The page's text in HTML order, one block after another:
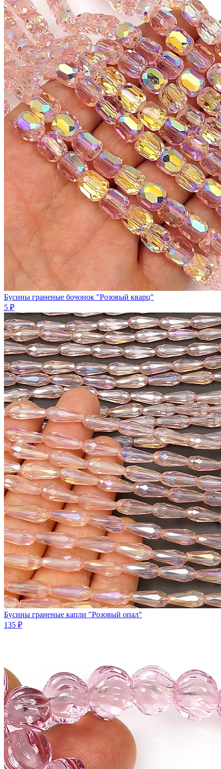
Бусины граненые бочонок "Розовый кварц"
5 ₽
Бусины граненые капли "Розовый опал"
135 ₽